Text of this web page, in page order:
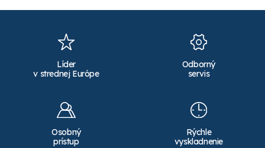
Líder
v strednej Európe
Odborný
servis
Osobný
prístup
Rýchle
vyskladnenie